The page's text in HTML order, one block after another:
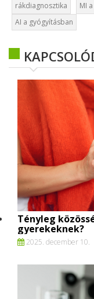
rákdiagnosztika
MI
AI a gyógyításban
Tényleg
gyerekeknek?
2025. december 10.